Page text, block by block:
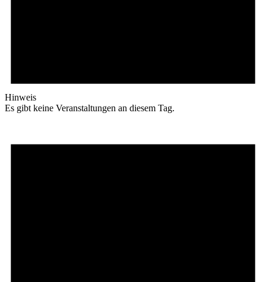
Hinweis
Es gibt keine Veranstaltungen an diesem Tag.